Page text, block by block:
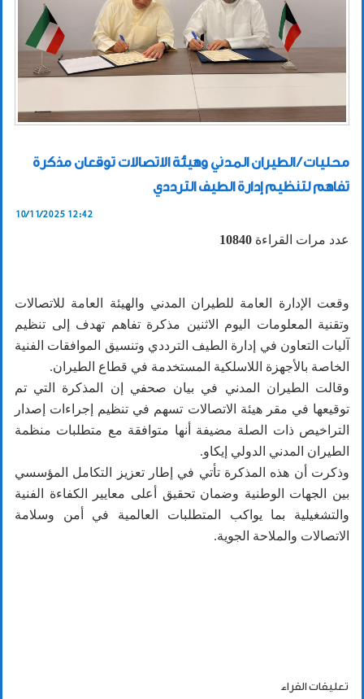
محليات / الطيران المدني وهيئة الاتصالات توقعان مذكرة
تفاهم لتنظيم إدارة الطيف الترددي
10/11/2025 12:42
عدد مرات القراءة 10840
وقعت الإدارة العامة للطيران المدني والهيئة العامة للاتصالات
وتقنية المعلومات اليوم الاثنين مذكرة تفاهم تهدف إلى تنظيم
آليات التعاون في إدارة الطيف الترددي وتنسيق الموافقات الفنية
الخاصة بالأجهزة اللاسلكية المستخدمة في قطاع الطيران.
وقالت الطيران المدني في بيان صحفي إن المذكرة التي تم
توقيعها في مقر هيئة الاتصالات تسهم في تنظيم إجراءات إصدار
التراخيص ذات الصلة مضيفة أنها متوافقة مع متطلبات منظمة
الطيران المدني الدولي إيكاو.
وذكرت أن هذه المذكرة تأتي في إطار تعزيز التكامل المؤسسي
بين الجهات الوطنية وضمان تحقيق أعلى معايير الكفاءة الفنية
والتشغيلية بما يواكب المتطلبات العالمية في أمن وسلامة
الاتصالات والملاحة الجوية.
تعليقات القراء